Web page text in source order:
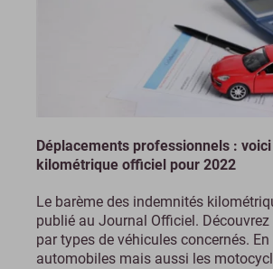
Déplacements professionnels :
kilométrique officiel pour 2022
Le barème des indemnités
publié au Journal Officiel.
par types de véhicules concernés.
automobiles mais aussi les